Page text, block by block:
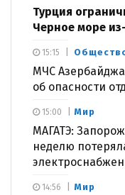
Турция
Черное море
МЧС
об опасности
15:15
Мир
МАГАТЭ:
неделю
15:00
Мир
14:56